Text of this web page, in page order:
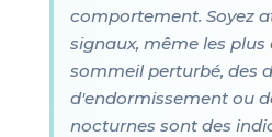
comportement. Soyez
signaux, même les plus
sommeil perturbé, des
d'endormissement ou
nocturnes sont des